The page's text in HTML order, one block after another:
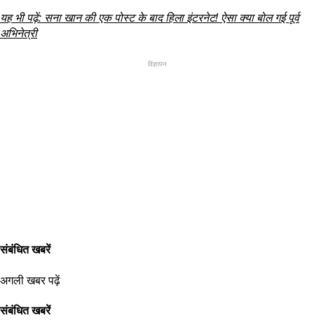
यह भी पढ़ें: सना खान की एक पोस्ट के बाद हिला इंटरनेट! ऐसा क्या बोल गई पूर्व
अभिनेत्री
विज्ञापन
संबंधित खबरें
अगली खबर पढ़ें
संबंधित खबरें